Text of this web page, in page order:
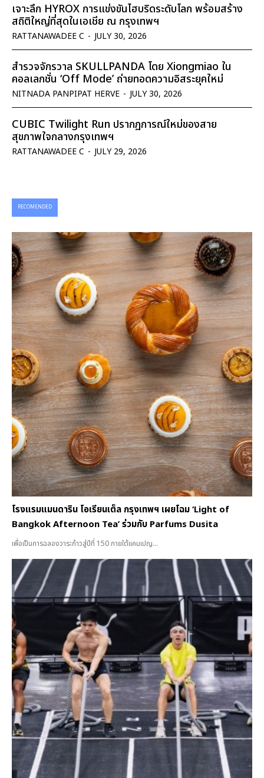
เจาะลึก HYROX การแข่งขันไฮบริดระดับโลก พร้อมสร้าง
สถิติใหญ่ที่สุดในเอเชีย ณ กรุงเทพฯ
RATTANAWADEE C - JULY 30, 2026
สำรวจจักรวาล SKULLPANDA โดย Xiongmiao ใน
คอลเลกชั่น ‘Off Mode’ ถ่ายทอดความอิสระยุคใหม่
NITNADA PANPIPAT HERVE - JULY 30, 2026
CUBIC Twilight Run ปรากฏการณ์ใหม่ของสาย
สุขภาพใจกลางกรุงเทพฯ
RATTANAWADEE C - JULY 29, 2026
RECOMENDED
โรงแรมแมนดาริน โอเรียนเต็ล กรุงเทพฯ เผยโฉม ‘Light of
Bangkok Afternoon Tea’ ร่วมกับ Parfums Dusita
เพื่อเป็นการฉลองวาระก้าวสู่ปีที่ 150 ภายใต้แคมเปญ...